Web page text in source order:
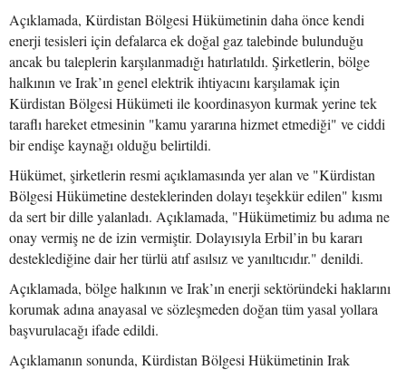
Açıklamada, Kürdistan Bölgesi Hükümetinin daha önce kendi
enerji tesisleri için defalarca ek doğal gaz talebinde bulunduğu
ancak bu taleplerin karşılanmadığı hatırlatıldı. Şirketlerin, bölge
halkının ve Irak’ın genel elektrik ihtiyacını karşılamak için
Kürdistan Bölgesi Hükümeti ile koordinasyon kurmak yerine tek
taraflı hareket etmesinin "kamu yararına hizmet etmediği" ve ciddi
bir endişe kaynağı olduğu belirtildi.
Hükümet, şirketlerin resmi açıklamasında yer alan ve "Kürdistan
Bölgesi Hükümetine desteklerinden dolayı teşekkür edilen" kısmı
da sert bir dille yalanladı. Açıklamada, "Hükümetimiz bu adıma ne
onay vermiş ne de izin vermiştir. Dolayısıyla Erbil’in bu kararı
desteklediğine dair her türlü atıf asılsız ve yanıltıcıdır." denildi.
Açıklamada, bölge halkının ve Irak’ın enerji sektöründeki haklarını
korumak adına anayasal ve sözleşmeden doğan tüm yasal yollara
başvurulacağı ifade edildi.
Açıklamanın sonunda, Kürdistan Bölgesi Hükümetinin Irak